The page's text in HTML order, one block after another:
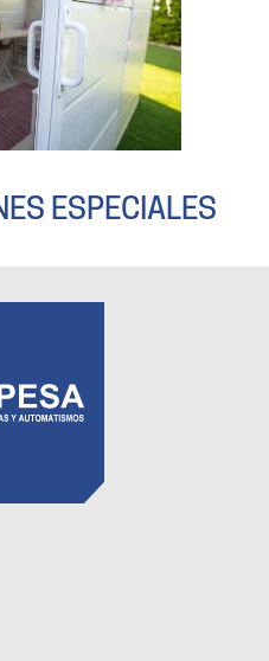
ESPECIALES